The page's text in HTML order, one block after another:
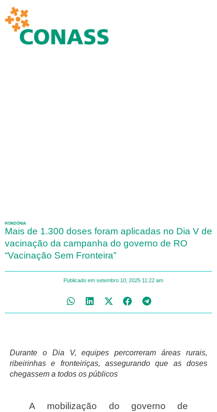
RONDÔNIA
Mais de 1.300 doses foram aplicadas no Dia V de
vacinação da campanha do governo de RO
“Vacinação Sem Fronteira”
Publicado em setembro 10, 2025 11:22 am
Durante o Dia V, equipes percorreram áreas rurais,
ribeirinhas e fronteiriças, assegurando que as doses
chegassem a todos os públicos
A mobilização do governo de